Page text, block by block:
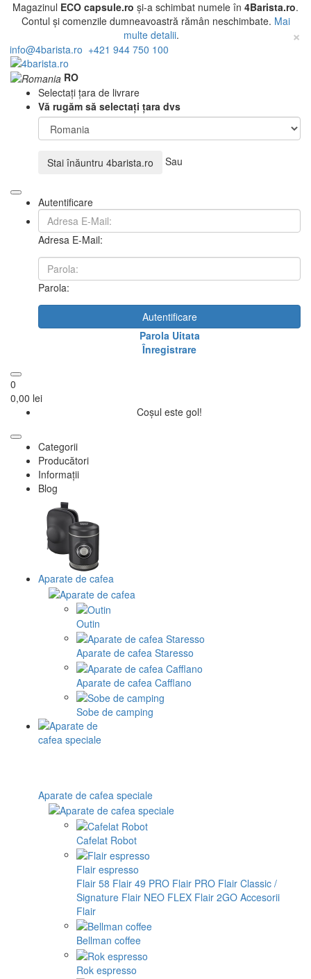
Magazinul ECO capsule.ro și-a schimbat numele în 4Barista.ro.
Contul și comenzile dumneavoastră rămân neschimbate. Mai
multe detalii. ×
info@4barista.ro +421 944 750 100
RO
Selectați țara de livrare
Vă rugăm să selectați țara dvs
Stai înăuntru 4barista.ro Sau
Autentificare
Adresa E-Mail:
Parola:
Autentificare
Parola Uitata
Înregistrare
0
0,00 lei
Coșul este gol!
Categorii
Producători
Informații
Blog
Aparate de cafea
Outin
Aparate de cafea Staresso
Aparate de cafea Cafflano
Sobe de camping
Aparate de cafea speciale
Cafelat Robot
Flair espresso
Flair 58 Flair 49 PRO Flair PRO Flair Classic /
Signature Flair NEO FLEX Flair 2GO Accesorii
Flair
Bellman coffee
Rok espresso